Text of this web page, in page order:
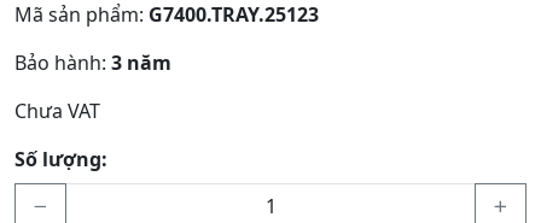
Mã sản phẩm: G7400.TRAY.25123
Bảo hành: 3 năm
Chưa VAT
Số lượng: